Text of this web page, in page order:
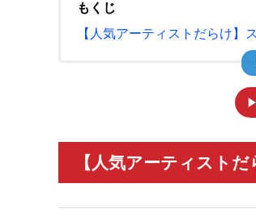
もくじ
【人気アーティストだらけ】
play_arrow
【人気アーティスト